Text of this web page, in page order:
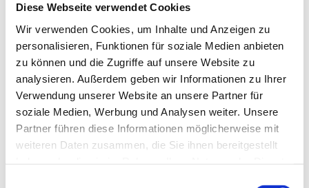
Diese Webseite verwendet Cookies
Wir verwenden Cookies, um Inhalte und Anzeigen zu
personalisieren, Funktionen für soziale Medien anbieten
zu können und die Zugriffe auf unsere Website zu
analysieren. Außerdem geben wir Informationen zu Ihrer
Verwendung unserer Website an unsere Partner für
soziale Medien, Werbung und Analysen weiter. Unsere
Partner führen diese Informationen möglicherweise mit
weiteren Daten zusammen, die Sie ihnen bereitgestellt